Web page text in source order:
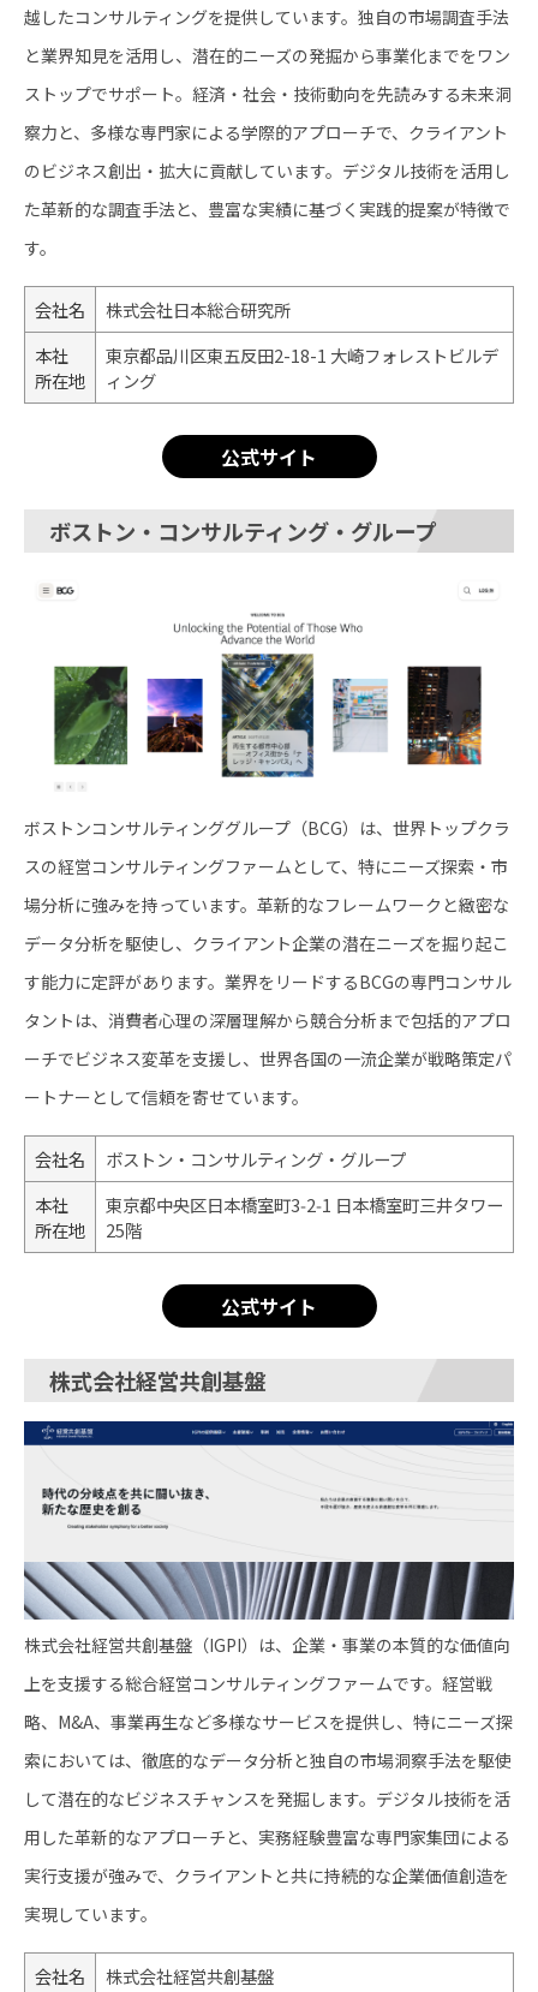
越したコンサルティングを提供しています。独自の市場調査手法
と業界知見を活用し、潜在的ニーズの発掘から事業化までをワン
ストップでサポート。経済・社会・技術動向を先読みする未来洞
察力と、多様な専門家による学際的アプローチで、クライアント
のビジネス創出・拡大に貢献しています。デジタル技術を活用し
た革新的な調査手法と、豊富な実績に基づく実践的提案が特徴で
す。
会社名
株式会社日本総合研究所
本社
所在地
東京都品川区東五反田2-18-1 大崎フォレストビルデ
ィング
公式サイト
ボストン・コンサルティング・グループ
ボストンコンサルティンググループ（BCG）は、世界トップクラ
スの経営コンサルティングファームとして、特にニーズ探索・市
場分析に強みを持っています。革新的なフレームワークと緻密な
データ分析を駆使し、クライアント企業の潜在ニーズを掘り起こ
す能力に定評があります。業界をリードするBCGの専門コンサル
タントは、消費者心理の深層理解から競合分析まで包括的アプロ
ーチでビジネス変革を支援し、世界各国の一流企業が戦略策定パ
ートナーとして信頼を寄せています。
会社名
ボストン・コンサルティング・グループ
本社
所在地
東京都中央区日本橋室町3‑2‑1 日本橋室町三井タワー
25階
公式サイト
株式会社経営共創基盤
株式会社経営共創基盤（IGPI）は、企業・事業の本質的な価値向
上を支援する総合経営コンサルティングファームです。経営戦
略、M&A、事業再生など多様なサービスを提供し、特にニーズ探
索においては、徹底的なデータ分析と独自の市場洞察手法を駆使
して潜在的なビジネスチャンスを発掘します。デジタル技術を活
用した革新的なアプローチと、実務経験豊富な専門家集団による
実行支援が強みで、クライアントと共に持続的な企業価値創造を
実現しています。
会社名 株式会社経営共創基盤